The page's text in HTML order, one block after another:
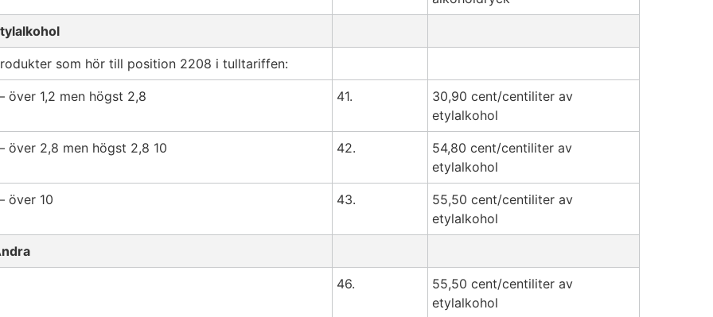
som hör till position 2208 i tulltariffen:
över 1,2 men högst 2,8 41.
30,90 cent/centiliter av
etylalkohol
över 2,8 men högst 2,8 10 42.
54,80 cent/centiliter av
etylalkohol
över 10 43.
55,50 cent/centiliter av
etylalkohol
46.
55,50 cent/centiliter av
etylalkohol